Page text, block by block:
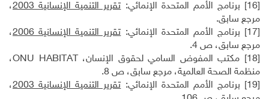
[16] برنامج الأمم المتحدة الإنمائي:تقرير التنمية الإنسانية 2003
،
مرجع سابق.
[17] برنامج الأمم المتحدة الإنمائي:تقرير التنمية الإنسانية 2006
،
مرجع سابق، ص 4.
[18] مكتب المفوض السامي لحقوق الإنسان،ONU HABITAT،
منظمة الصحة العالمية، مرجع سابق، ص 8.
[19] برنامج الأمم المتحدة الإنمائي:تقرير التنمية الإنسانية 2003
،